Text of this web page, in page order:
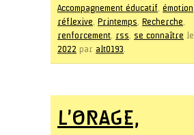
Accompagnement éducatif émotion
réflexive Printemps Recherche
renforcement rss se connaître le
2022 par alt0193
L’ORAGE,